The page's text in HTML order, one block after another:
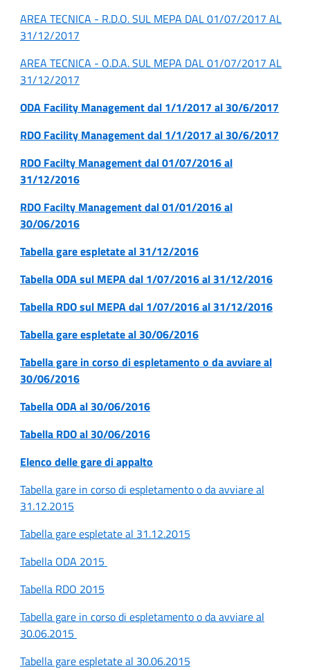
AREA TECNICA - R.D.O. SUL MEPA DAL 01/07/2017 AL
31/12/2017
AREA TECNICA - O.D.A. SUL MEPA DAL 01/07/2017 AL
31/12/2017
ODA Facility Management dal 1/1/2017 al 30/6/2017
RDO Facility Management dal 1/1/2017 al 30/6/2017
RDO Facilty Management dal 01/07/2016 al
31/12/2016
RDO Facilty Management dal 01/01/2016 al
30/06/2016
Tabella gare espletate al 31/12/2016
Tabella ODA sul MEPA dal 1/07/2016 al 31/12/2016
Tabella RDO sul MEPA dal 1/07/2016 al 31/12/2016
Tabella gare espletate al 30/06/2016
Tabella gare in corso di espletamento o da avviare al
30/06/2016
Tabella ODA al 30/06/2016
Tabella RDO al 30/06/2016
Elenco delle gare di appalto
Tabella gare in corso di espletamento o da avviare al
31.12.2015
Tabella gare espletate al 31.12.2015
Tabella ODA 2015
Tabella RDO 2015
Tabella gare in corso di espletamento o da avviare al
30.06.2015
Tabella gare espletate al 30.06.2015